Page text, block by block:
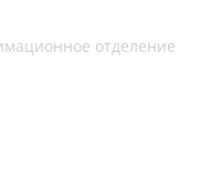
отделение